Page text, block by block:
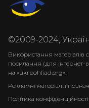
©2009-2024,
Використання матеріалів
посилання (для
на «ukrpohliad.org».
Рекламні матеріали
Політика конфіденційності